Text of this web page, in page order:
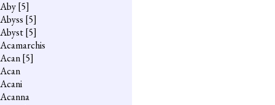
Aby[5]
Abyss [5]
Abyst[5]
Acamarchis
Acan[5]
Acan
Acani
Acanna